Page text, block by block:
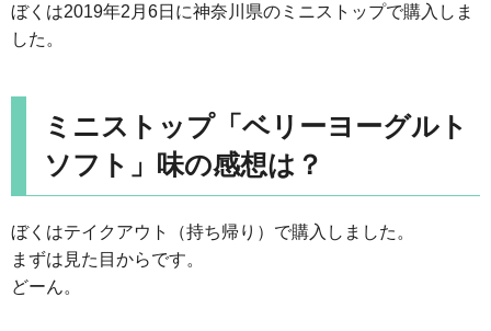
ぼくは2019年2月6日に神奈川県のミニストップで購入しま
した。
ミニストップ「ベリーヨーグルト
ソフト」味の感想は？
ぼくはテイクアウト（持ち帰り）で購入しました。
まずは見た目からです。
どーん。